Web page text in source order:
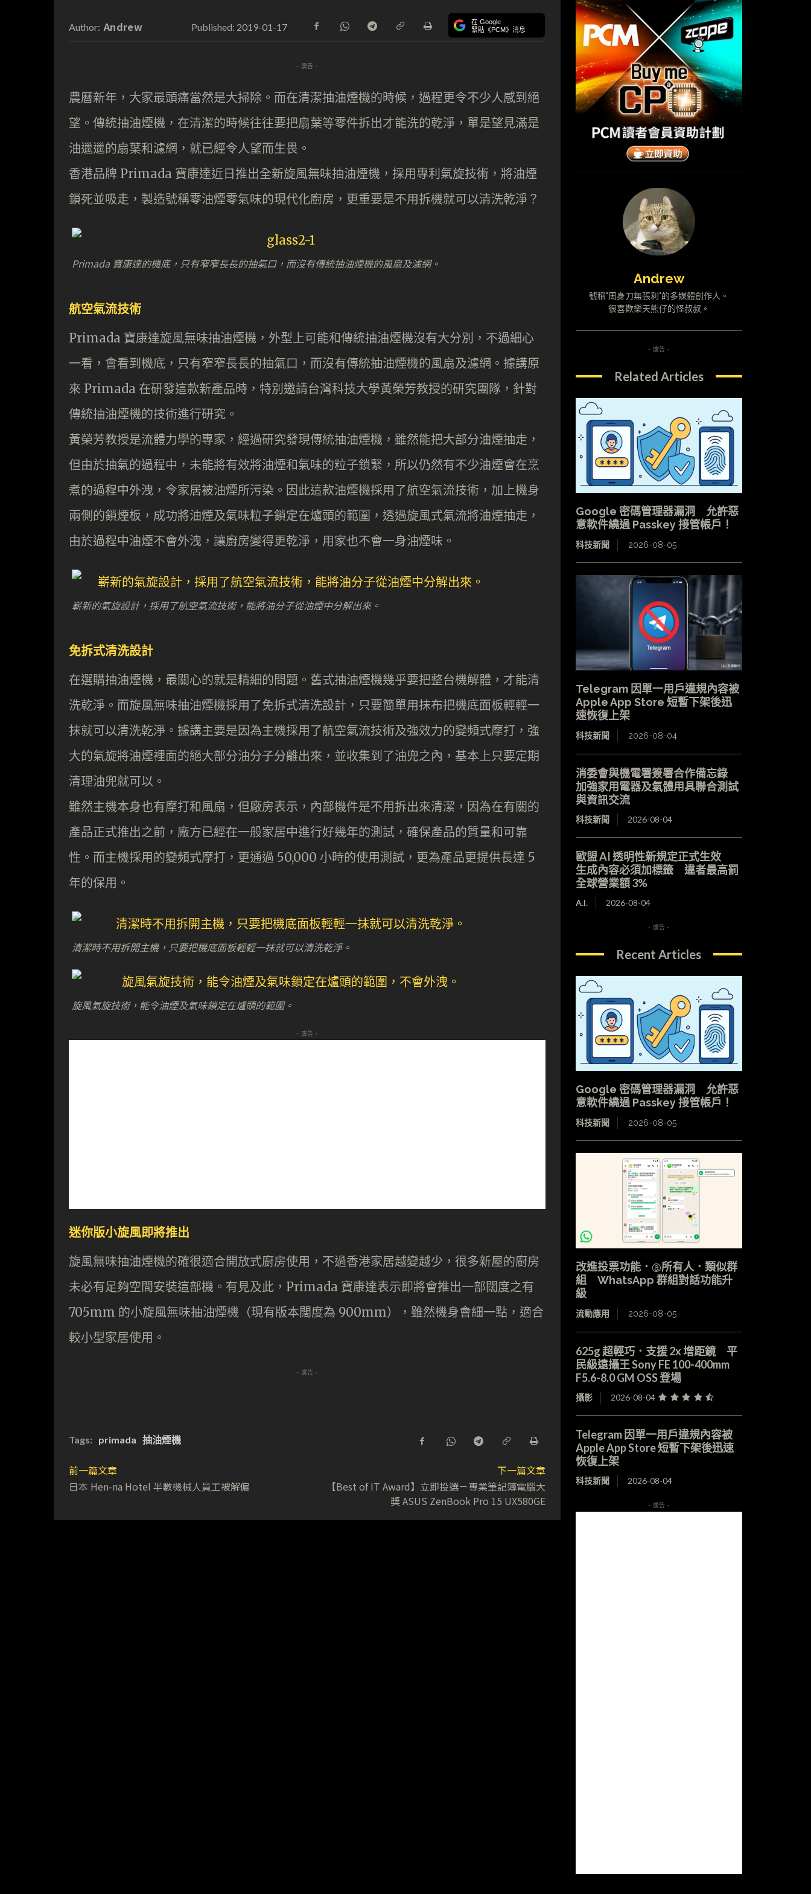
Author: Andrew Published: 2019-01-17 在 Google
緊貼《PCM》消息
- 廣告 -
農曆新年，大家最頭痛當然是大掃除。而在清潔抽油煙機的時候，過程更令不少人感到絕
望。傳統抽油煙機，在清潔的時候往往要把扇葉等零件拆出才能洗的乾淨，單是望見滿是
油邋邋的扇葉和濾網，就已經令人望而生畏。
香港品牌 Primada 寶康達近日推出全新旋風無味抽油煙機，採用專利氣旋技術，將油煙
鎖死並吸走，製造號稱零油煙零氣味的現代化廚房，更重要是不用拆機就可以清洗乾淨？
Primada 寶康達的機底，只有窄窄長長的抽氣口，而沒有傳統抽油煙機的風扇及濾網。
航空氣流技術
Primada 寶康達旋風無味抽油煙機，外型上可能和傳統抽油煙機沒有大分別，不過細心
一看，會看到機底，只有窄窄長長的抽氣口，而沒有傳統抽油煙機的風扇及濾網。據講原
來 Primada 在研發這款新產品時，特別邀請台灣科技大學黃榮芳教授的研究團隊，針對
傳統抽油煙機的技術進行研究。
黃榮芳教授是流體力學的專家，經過研究發現傳統抽油煙機，雖然能把大部分油煙抽走，
但由於抽氣的過程中，未能將有效將油煙和氣味的粒子鎖緊，所以仍然有不少油煙會在烹
煮的過程中外洩，令家居被油煙所污染。因此這款油煙機採用了航空氣流技術，加上機身
兩側的鎖煙板，成功將油煙及氣味粒子鎖定在爐頭的範圍，透過旋風式氣流將油煙抽走，
由於過程中油煙不會外洩，讓廚房變得更乾淨，用家也不會一身油煙味。
嶄新的氣旋設計，採用了航空氣流技術，能將油分子從油煙中分解出來。
免拆式清洗設計
在選購抽油煙機，最關心的就是精細的問題。舊式抽油煙機幾乎要把整台機解體，才能清
洗乾淨。而旋風無味抽油煙機採用了免拆式清洗設計，只要簡單用抹布把機底面板輕輕一
抹就可以清洗乾淨。據講主要是因為主機採用了航空氣流技術及強效力的變頻式摩打，強
大的氣旋將油煙裡面的絕大部分油分子分離出來，並收集到了油兜之內，基本上只要定期
清理油兜就可以。
雖然主機本身也有摩打和風扇，但廠房表示，內部機件是不用拆出來清潔，因為在有關的
產品正式推出之前，廠方已經在一般家居中進行好幾年的測試，確保產品的質量和可靠
性。而主機採用的變頻式摩打，更通過 50,000 小時的使用測試，更為產品更提供長達 5
年的保用。
清潔時不用拆開主機，只要把機底面板輕輕一抹就可以清洗乾淨。
旋風氣旋技術，能令油煙及氣味鎖定在爐頭的範圍。
- 廣告 -
迷你版小旋風即將推出
旋風無味抽油煙機的確很適合開放式廚房使用，不過香港家居越變越少，很多新屋的廚房
未必有足夠空間安裝這部機。有見及此，Primada 寶康達表示即將會推出一部闊度之有
705mm 的小旋風無味抽油煙機（現有版本闊度為 900mm），雖然機身會細一點，適合
較小型家居使用。
- 廣告 -
Tags: primada 抽油煙機
前一篇文章
日本 Hen-na Hotel 半數機械人員工被解僱
下一篇文章
【Best of IT Award】立即投選－專業筆記簿電腦大
獎 ASUS ZenBook Pro 15 UX580GE
Andrew
號稱"周身刀無張利"的多媒體創作人。
很喜歡樂天熊仔的怪叔叔。
- 廣告 -
Related Articles
Google 密碼管理器漏洞 允許惡
意軟件繞過 Passkey 接管帳戶！
科技新聞 2026-08-05
Telegram 因單一用戶違規內容被
Apple App Store 短暫下架後迅
速恢復上架
科技新聞 2026-08-04
消委會與機電署簽署合作備忘錄
加強家用電器及氣體用具聯合測試
與資訊交流
科技新聞 2026-08-04
歐盟 AI 透明性新規定正式生效
生成內容必須加標籤 違者最高罰
全球營業額 3%
A.I. 2026-08-04
- 廣告 -
Recent Articles
Google 密碼管理器漏洞 允許惡
意軟件繞過 Passkey 接管帳戶！
科技新聞 2026-08-05
改進投票功能．@所有人．類似群
組 WhatsApp 群組對話功能升
級
流動應用 2026-08-05
625g 超輕巧．支援 2x 增距鏡 平
民級遠攝王 Sony FE 100-400mm
F5.6-8.0 GM OSS 登場
攝影 2026-08-04
Telegram 因單一用戶違規內容被
Apple App Store 短暫下架後迅速
恢復上架
科技新聞 2026-08-04
- 廣告 -